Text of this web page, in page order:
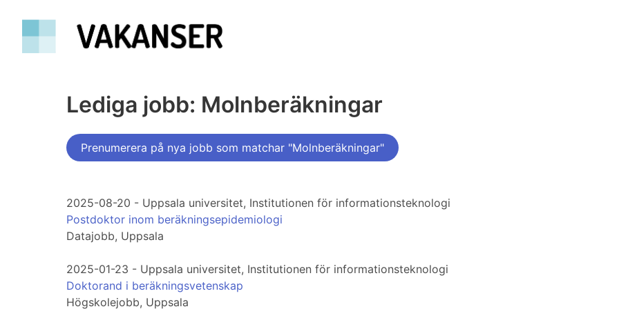
Lediga jobb: Molnberäkningar
Prenumerera på nya jobb som matchar "Molnberäkningar"
2025-08-20 - Uppsala universitet, Institutionen för informationsteknologi
Postdoktor inom beräkningsepidemiologi
Datajobb, Uppsala
2025-01-23 - Uppsala universitet, Institutionen för informationsteknologi
Doktorand i beräkningsvetenskap
Högskolejobb, Uppsala